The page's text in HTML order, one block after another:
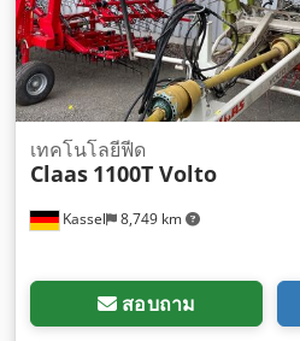
Kassel 8,749 km
เทคโนโลยีฟีด
Claas 1100T Volto
สอบถาม